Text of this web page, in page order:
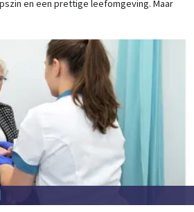
en een prettige leefomgeving. Maar